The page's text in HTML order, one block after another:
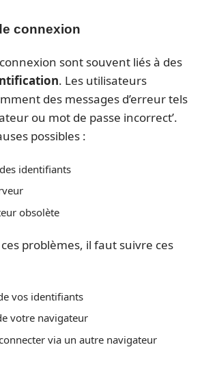
connexion
sont souvent liés à des
. Les utilisateurs
des messages d’erreur tels
ou mot de passe incorrect’.
possibles :
identifiants
obsolète
problèmes, il faut suivre ces
vos identifiants
votre navigateur
via un autre navigateur